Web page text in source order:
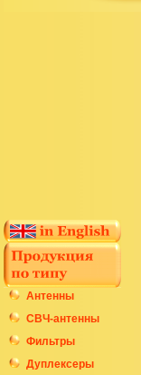
Антенны
СВЧ-антенны
Фильтры
Дуплексеры